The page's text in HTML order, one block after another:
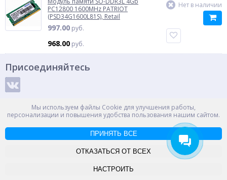
PC12800 1600MHz PATRIOT
(PSD34G1600L81S), Retail
997.00 руб.
968.00 руб.
Нет в наличии
Мы используем файлы Cookie для улучшения работы,
персонализации и повышения удобства пользования нашим сайтом.
ПРИНЯТЬ ВСЕ
ОТКАЗАТЬСЯ ОТ ВСЕХ
НАСТРОИТЬ
Присоединяйтесь
Способы оплаты
Россия, Великий Новгород, пр. Александра Корсунова 14А